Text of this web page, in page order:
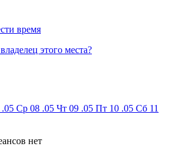
время
этого места?
.05 Ср 08 .05 Чт 09 .05 Пт 10 .05 Сб 11
нет